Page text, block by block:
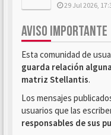
29 Jul 2026,
AVISO IMPORTANTE
Esta comunidad de
guarda relación
matriz Stellantis.
Los mensajes
usuarios que las
responsables de sus